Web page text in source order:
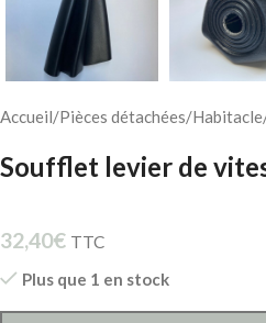
Accueil/Pièces détachées/Habitacle
Soufflet levier de
32,40€ TTC
Plus que 1 en stock